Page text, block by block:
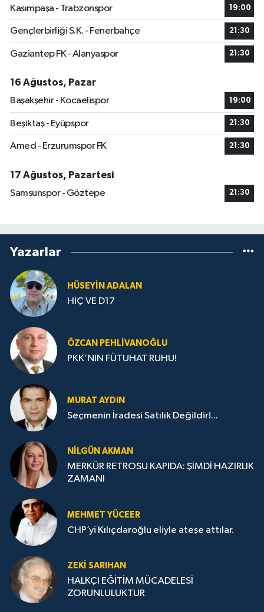
Kasımpaşa - Trabzonspor 19:00
Gençlerbirliği S.K. - Fenerbahçe 21:30
Gaziantep FK - Alanyaspor 21:30
16 Ağustos, Pazar
Başakşehir - Kocaelispor
19:00
Beşiktaş - Eyüpspor 21:30
Amed - Erzurumspor FK 21:30
17 Ağustos, Pazartesi
Samsunspor - Göztepe
21:30
Yazarlar
HÜSEYIN ADALAN
HİÇ VE D17
ÖZCAN PEHLIVANOĞLU
PKK’NIN FÜTUHAT RUHU!
MURAT AYDIN
Seçmenin İradesi Satılık Değildir!...
NILGÜN AKMAN
MERKÜR RETROSU KAPIDA: ŞİMDİ HAZIRLIK
ZAMANI
MEHMET YÜCEER
CHP’yi Kılıçdaroğlu eliyle ateşe attılar.
ZEKI SARIHAN
HALKÇI EĞİTİM MÜCADELESİ
ZORUNLULUKTUR